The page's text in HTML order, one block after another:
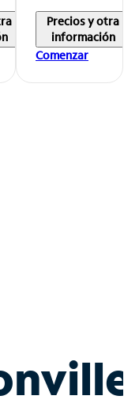
Precios y otra
información
Comenzar